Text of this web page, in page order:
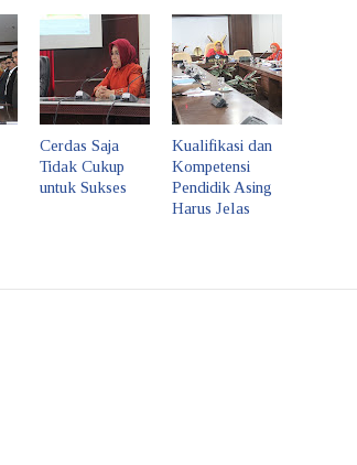
Cerdas Saja
Tidak Cukup
untuk Sukses
Kualifikasi dan
Kompetensi
Pendidik Asing
Harus Jelas